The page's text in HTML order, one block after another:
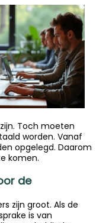
Toch moeten
worden. Vanaf
opgelegd. Daarom
komen.
de
zijn groot. Als de
is van